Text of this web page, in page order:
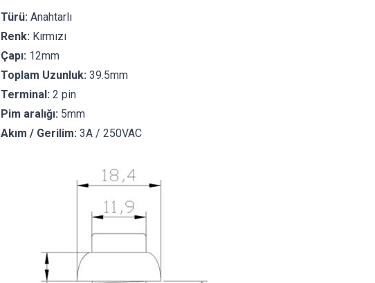
Türü: Anahtarlı
Renk: Kırmızı
Çapı: 12mm
Toplam Uzunluk: 39.5mm
Terminal: 2 pin
Pim aralığı: 5mm
Akım / Gerilim: 3A / 250VAC